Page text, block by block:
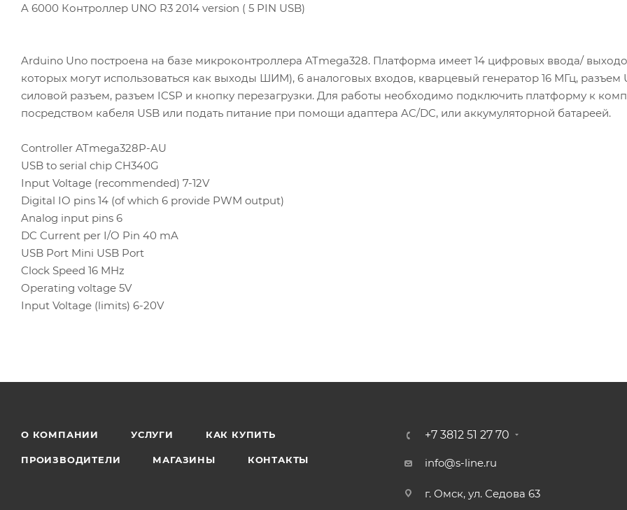
A 6000 Контроллер UNO R3 2014 version ( 5 PIN USB)
Arduino Uno построена на базе микроконтроллера ATmega328. Платформа имеет 14 цифровых ввода/
которых могут использоваться как выходы ШИМ), 6 аналоговых входов, кварцевый генератор 16 МГц, разъем
силовой разъем, разъем ICSP и кнопку перезагрузки. Для работы необходимо подключить платформу к
посредством кабеля USB или подать питание при помощи адаптера AC/DC, или аккумуляторной батареей.
Controller ATmega328P-AU
USB to serial chip CH340G
Input Voltage (recommended) 7-12V
Digital IO pins 14 (of which 6 provide PWM output)
Analog input pins 6
DC Current per I/O Pin 40 mA
USB Port Mini USB Port
Clock Speed 16 MHz
Operating voltage 5V
Input Voltage (limits) 6-20V
О КОМПАНИИ УСЛУГИ КАК КУПИТЬ
ПРОИЗВОДИТЕЛИ МАГАЗИНЫ КОНТАКТЫ
+7 3812 51 27 70
info@s-line.ru
г. Омск, ул. Седова 63